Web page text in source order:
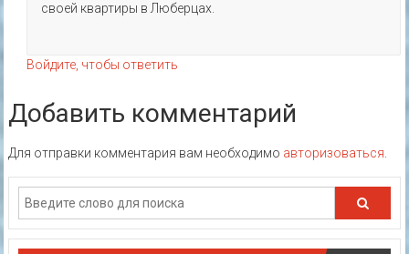
своей квартиры в Люберцах.
Войдите, чтобы ответить
Добавить комментарий
Для отправки комментария вам необходимо авторизоваться